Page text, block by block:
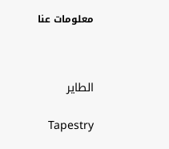
معلومات عنا
الطاير
Tapestry